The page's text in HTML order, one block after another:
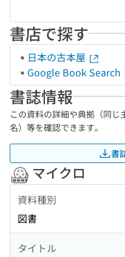
書店で探す
日本の古本屋
Google Book Search
書誌情報
この資料の詳細や典拠（同
名）等を確認できます。
書
マイクロ
資料種別
図書
タイトル